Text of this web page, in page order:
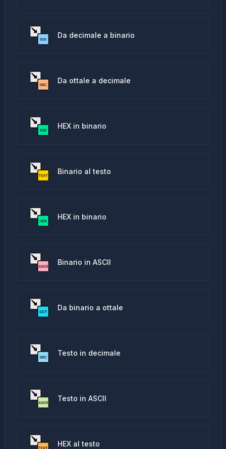
Da decimale a binario
Da ottale a decimale
HEX in binario
Binario al testo
HEX in binario
Binario in ASCII
Da binario a ottale
Testo in decimale
Testo in ASCII
HEX al testo